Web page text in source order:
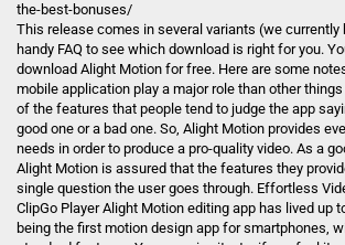
the-best-bonuses/
This release comes in several variants (we currently
handy FAQ to see which download is right for you.
download Alight Motion for free. Here are some
mobile application play a major role than other
of the features that people tend to judge the app
good one or a bad one. So, Alight Motion provides
needs in order to produce a pro-quality video. As a
Alight Motion is assured that the features they
single question the user goes through. Effortless
ClipGo Player Alight Motion editing app has lived up
being the first motion design app for smartphones,